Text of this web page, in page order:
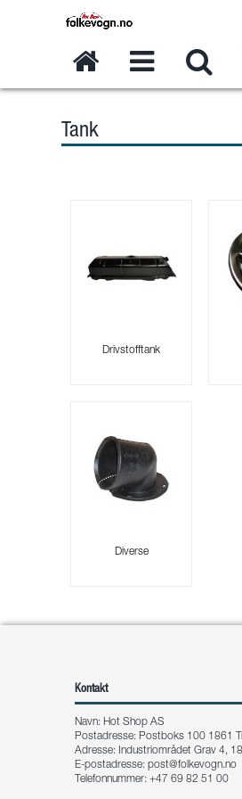
Tank
Drivstofftank
Diverse
Kontakt
Navn: Hot Shop AS
Postadresse: Postboks 100 1861
Adresse: Industriområdet Grav 4,
E-postadresse: post@folkevogn.no
Telefonnummer: +47 69 82 51 00